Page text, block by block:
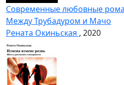
Современные любовные
Между Трубадуром и Мачо
Рената Окиньская , 2020